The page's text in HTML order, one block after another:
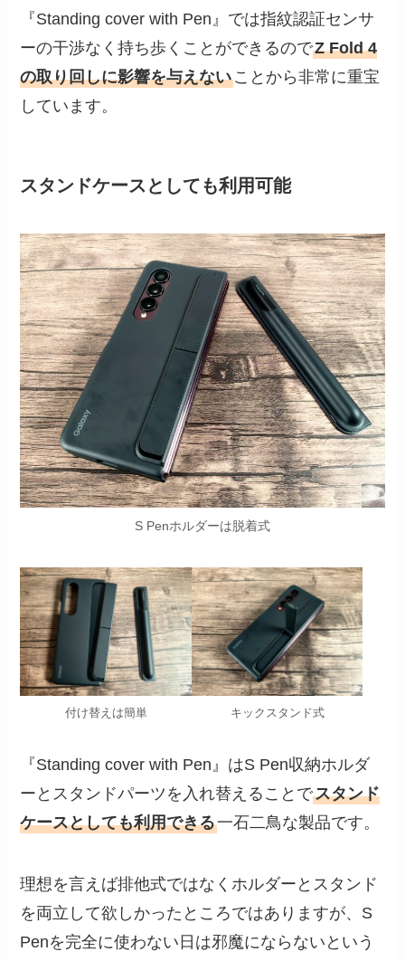
『Standing cover with Pen』では指紋認証センサ
ーの干渉なく持ち歩くことができるのでZ Fold 4
の取り回しに影響を与えないことから非常に重宝
しています。
スタンドケースとしても利用可能
S Penホルダーは脱着式
付け替えは簡単 キックスタンド式
『Standing cover with Pen』はS Pen収納ホルダ
ーとスタンドパーツを入れ替えることでスタンド
ケースとしても利用できる一石二鳥な製品です。
理想を言えば排他式ではなくホルダーとスタンド
を両立して欲しかったところではありますが、S
Penを完全に使わない日は邪魔にならないという